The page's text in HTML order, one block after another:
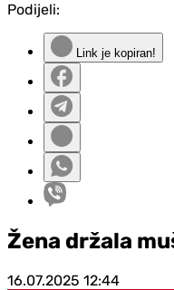
Podijeli:
Link je kopiran!
Žena držala
16.07.2025 12:44